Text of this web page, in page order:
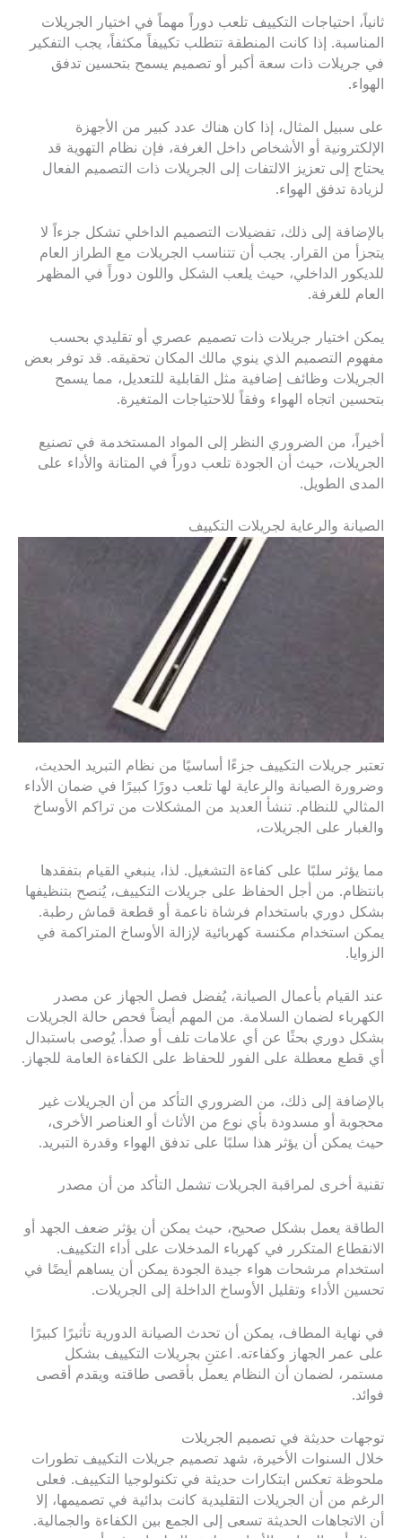
ثانياً، احتياجات التكييف تلعب دوراً مهماً في اختيار الجريلات
المناسبة. إذا كانت المنطقة تتطلب تكييفاً مكثفاً، يجب التفكير
في جريلات ذات سعة أكبر أو تصميم يسمح بتحسين تدفق
الهواء.
على سبيل المثال، إذا كان هناك عدد كبير من الأجهزة
الإلكترونية أو الأشخاص داخل الغرفة، فإن نظام التهوية قد
يحتاج إلى تعزيز الالتفات إلى الجريلات ذات التصميم الفعال
لزيادة تدفق الهواء.
بالإضافة إلى ذلك، تفضيلات التصميم الداخلي تشكل جزءاً لا
يتجزأ من القرار. يجب أن تتناسب الجريلات مع الطراز العام
للديكور الداخلي، حيث يلعب الشكل واللون دوراً في المظهر
العام للغرفة.
يمكن اختيار جريلات ذات تصميم عصري أو تقليدي بحسب
مفهوم التصميم الذي ينوي مالك المكان تحقيقه. قد توفر بعض
الجريلات وظائف إضافية مثل القابلية للتعديل، مما يسمح
بتحسين اتجاه الهواء وفقاً للاحتياجات المتغيرة.
أخيراً، من الضروري النظر إلى المواد المستخدمة في تصنيع
الجريلات، حيث أن الجودة تلعب دوراً في المتانة والأداء على
المدى الطويل.
الصيانة والرعاية لجريلات التكييف
تعتبر جريلات التكييف جزءًا أساسيًا من نظام التبريد الحديث،
وضرورة الصيانة والرعاية لها تلعب دورًا كبيرًا في ضمان الأداء
المثالي للنظام. تنشأ العديد من المشكلات من تراكم الأوساخ
والغبار على الجريلات،
مما يؤثر سلبًا على كفاءة التشغيل. لذا، ينبغي القيام بتفقدها
بانتظام. من أجل الحفاظ على جريلات التكييف، يُنصح بتنظيفها
بشكل دوري باستخدام فرشاة ناعمة أو قطعة قماش رطبة.
يمكن استخدام مكنسة كهربائية لإزالة الأوساخ المتراكمة في
الزوايا.
عند القيام بأعمال الصيانة، يُفضل فصل الجهاز عن مصدر
الكهرباء لضمان السلامة. من المهم أيضاً فحص حالة الجريلات
بشكل دوري بحثًا عن أي علامات تلف أو صدأ. يُوصى باستبدال
أي قطع معطلة على الفور للحفاظ على الكفاءة العامة للجهاز.
بالإضافة إلى ذلك، من الضروري التأكد من أن الجريلات غير
محجوبة أو مسدودة بأي نوع من الأثاث أو العناصر الأخرى،
حيث يمكن أن يؤثر هذا سلبًا على تدفق الهواء وقدرة التبريد.
تقنية أخرى لمراقبة الجريلات تشمل التأكد من أن مصدر
الطاقة يعمل بشكل صحيح، حيث يمكن أن يؤثر ضعف الجهد أو
الانقطاع المتكرر في كهرباء المدخلات على أداء التكييف.
استخدام مرشحات هواء جيدة الجودة يمكن أن يساهم أيضًا في
تحسين الأداء وتقليل الأوساخ الداخلة إلى الجريلات.
في نهاية المطاف، يمكن أن تحدث الصيانة الدورية تأثيرًا كبيرًا
على عمر الجهاز وكفاءته. اعتنِ بجريلات التكييف بشكل
مستمر، لضمان أن النظام يعمل بأقصى طاقته ويقدم أقصى
فوائد.
توجهات حديثة في تصميم الجريلات
خلال السنوات الأخيرة، شهد تصميم جريلات التكييف تطورات
ملحوظة تعكس ابتكارات حديثة في تكنولوجيا التكييف. فعلى
الرغم من أن الجريلات التقليدية كانت بدائية في تصميمها، إلا
أن الاتجاهات الحديثة تسعى إلى الجمع بين الكفاءة والجمالية.